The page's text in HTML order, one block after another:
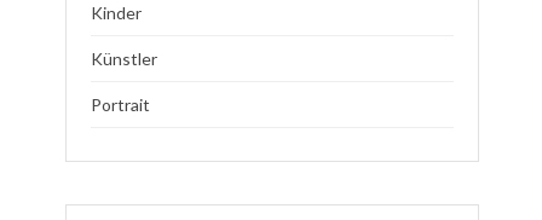
Kinder
Künstler
Portrait